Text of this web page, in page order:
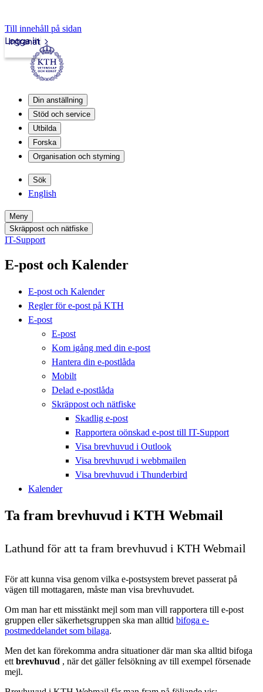
Till innehåll på sidan
Intranät
Logga in
Din anställning
Stöd och service
Utbilda
Forska
Organisation och styrning
Sök
English
Meny
Skräppost och nätfiske
IT-Support
E-post och Kalender
E-post och Kalender
Regler för e-post på KTH
E-post
E-post
Kom igång med din e-post
Hantera din e-postlåda
Mobilt
Delad e-postlåda
Skräppost och nätfiske
Skadlig e-post
Rapportera oönskad e-post till IT-Support
Visa brevhuvud i Outlook
Visa brevhuvud i webbmailen
Visa brevhuvud i Thunderbird
Kalender
Ta fram brevhuvud i KTH Webmail
Lathund för att ta fram brevhuvud i KTH Webmail
För att kunna visa genom vilka e-postsystem brevet passerat på
vägen till mottagaren, måste man visa brevhuvudet.
Om man har ett misstänkt mejl som man vill rapportera till e-post
gruppen eller säkerhetsgruppen ska man alltid bifoga e-
postmeddelandet som bilaga.
Men det kan förekomma andra situationer där man ska alltid bifoga
ett brevhuvud , när det gäller felsökning av till exempel försenade
mejl.